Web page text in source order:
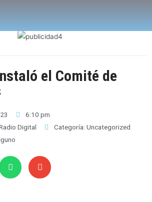
el Comité de
6:10 pm
Digital Categoría: Uncategorized